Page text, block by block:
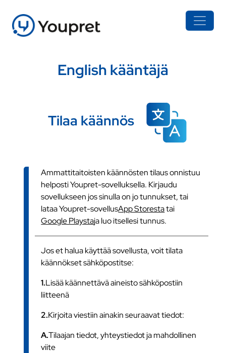
English kääntäjä
Tilaa käännös
Ammattitaitoisten käännösten tilaus onnistuu
helposti Youpret-sovelluksella. Kirjaudu
sovellukseen jos sinulla on jo tunnukset, tai
lataa Youpret-sovellusApp Storestatai
Google Playstaja luo itsellesi tunnus.
Jos et halua käyttää sovellusta, voit tilata
käännökset sähköpostitse:
1.Lisää käännettävä aineisto sähköpostiin
liitteenä
2.Kirjoita viestiin ainakin seuraavat tiedot:
A.Tilaajan tiedot, yhteystiedot ja mahdollinen
viite